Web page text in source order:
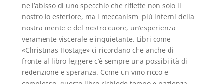
nell’abisso di uno specchio che riflette non solo il
nostro io esteriore, ma i meccanismi più interni della
nostra mente e del nostro cuore, un’esperienza
veramente viscerale e inquietante. Libri come
«Christmas Hostage» ci ricordano che anche di
fronte al libro leggere c’è sempre una possibilità di
redenzione e speranza. Come un vino ricco e